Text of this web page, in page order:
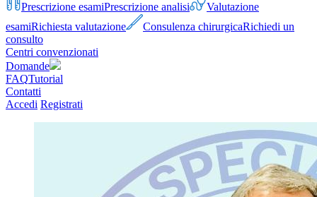
Prescrizione esamiPrescrizione analisi
Valutazione
esamiRichiesta valutazione Consulenza chirurgicaRichiedi un
consulto
Centri convenzionati
Domande
FAQTutorial
Contatti
Accedi Registrati